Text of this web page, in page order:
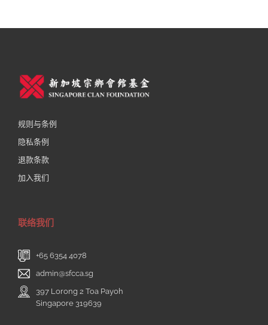
规则与条例
隐私条例
退款条款
加入我们
联络我们
+65 6354 4078
admin@sfcca.sg
397 Lorong 2 Toa Payoh
Singapore 319639